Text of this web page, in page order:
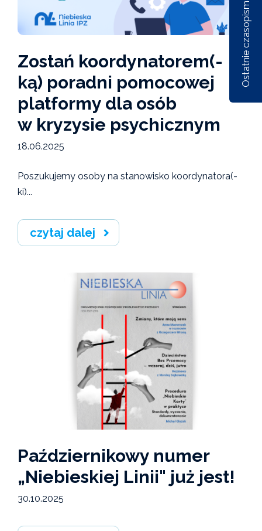
Zostań koordynatorem(-
ką) poradni pomocowej
platformy dla osób
w kryzysie psychicznym
18.06.2025
Poszukujemy osoby na stanowisko koordynatora(-
ki)...
czytaj dalej
Październikowy numer
„Niebieskiej Linii" już jest!
30.10.2025
Ostatnie czasopisma
Nr 1/162/2026 Nr 6/161/2025 Nr 5/